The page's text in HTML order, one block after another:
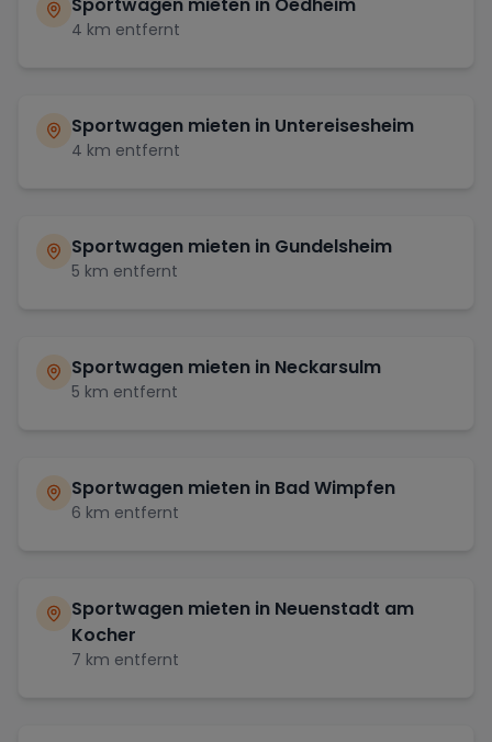
4 km entfernt
Sportwagen mieten in Untereisesheim
4 km entfernt
Sportwagen mieten in Gundelsheim
5 km entfernt
Sportwagen mieten in Neckarsulm
5 km entfernt
Sportwagen mieten in Bad Wimpfen
6 km entfernt
Sportwagen mieten in Neuenstadt am
Kocher
7 km entfernt